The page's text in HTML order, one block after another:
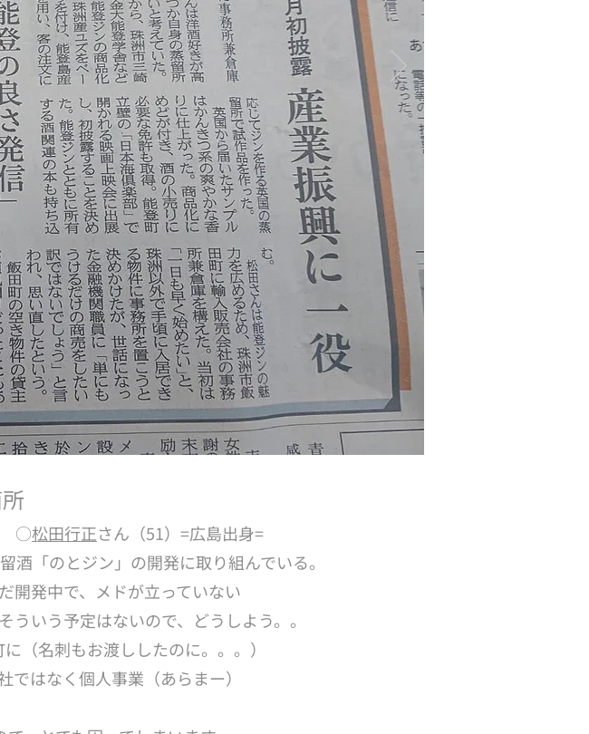
○松田行正さん（51）=広島出身=
のとジン」の開発に取り組んでいる。
中で、メドが立っていない
う予定はないので、どうしよう。。
名刺もお渡ししたのに。。。）
なく個人事業（あらまー）